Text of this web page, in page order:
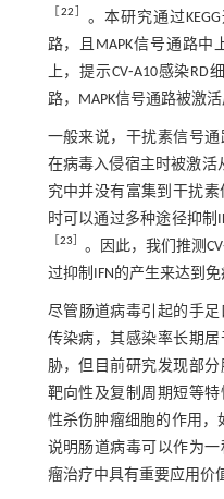
［22］ 。本研究通过
路，且MAPK信号通路
上，提示CV⁃A10感染
路，MAPK信号通路被激活
一般来说，干扰素信号通
在病毒入侵宿主时被激活
究中并没有富集到干扰素
时可以通过多种途径抑制
［23］ 。因此，我们推测
过抑制IFN的产生来达到免
尽管肠道病毒引起的手
传染病，其感染率长期
胁，但目前研究发现部分
靶向性及复制周期短等
性杀伤肿瘤细胞的作用，
说明肠道病毒可以作为
瘤治疗中具有重要应用价